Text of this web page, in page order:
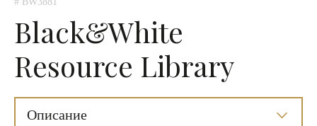
Black&White
Resource Library
Описание